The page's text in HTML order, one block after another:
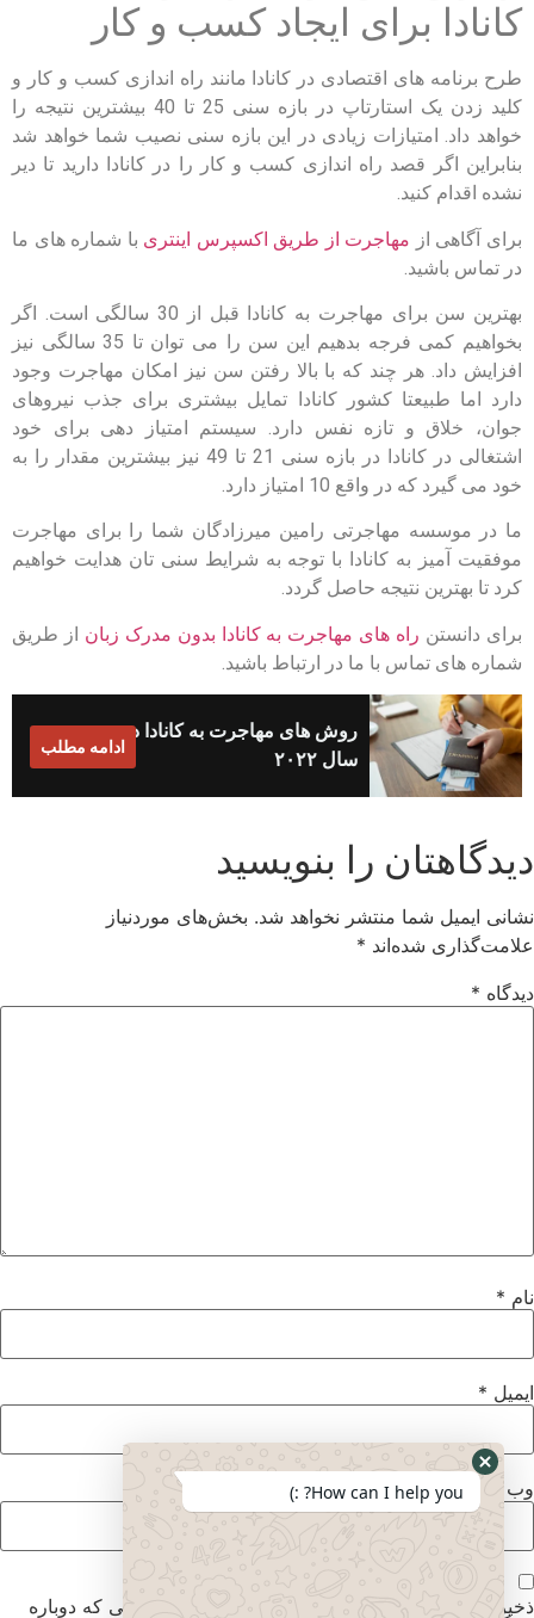
کانادا برای ایجاد کسب و کار
طرح برنامه های اقتصادی در کانادا مانند راه اندازی کسب و کار و
کلید زدن یک استارتاپ در بازه سنی 25 تا 40 بیشترین نتیجه را
خواهد داد. امتیازات زیادی در این بازه سنی نصیب شما خواهد شد
بنابراین اگر قصد راه اندازی کسب و کار را در کانادا دارید تا دیر
نشده اقدام کنید.
برای آگاهی از مهاجرت از طریق اکسپرس اینتری با شماره های ما
در تماس باشید.
بهترین سن برای مهاجرت به کانادا قبل از 30 سالگی است. اگر
بخواهیم کمی فرجه بدهیم این سن را می توان تا 35 سالگی نیز
افزایش داد. هر چند که با بالا رفتن سن نیز امکان مهاجرت وجود
دارد اما طبیعتا کشور کانادا تمایل بیشتری برای جذب نیروهای
جوان، خلاق و تازه نفس دارد. سیستم امتیاز دهی برای خود
اشتغالی در کانادا در بازه سنی 21 تا 49 نیز بیشترین مقدار را به
خود می گیرد که در واقع 10 امتیاز دارد.
ما در موسسه مهاجرتی رامین میرزادگان شما را برای مهاجرت
موفقیت آمیز به کانادا با توجه به شرایط سنی تان هدایت خواهیم
کرد تا بهترین نتیجه حاصل گردد.
برای دانستن راه های مهاجرت به کانادا بدون مدرک زبان از طریق
شماره های تماس با ما در ارتباط باشید.
روش های مهاجرت به کانادا در
سال ۲۰۲۲
ادامه مطلب
دیدگاهتان را بنویسید
نشانی ایمیل شما منتشر نخواهد شد. بخش‌های موردنیاز
علامت‌گذاری شده‌اند *
دیدگاه *
نام *
ایمیل *
وب‌ سایت
ذخیره نام، ایمیل و وبسایت من در مرورگر برای زمانی که دوباره
How can I help you? :)